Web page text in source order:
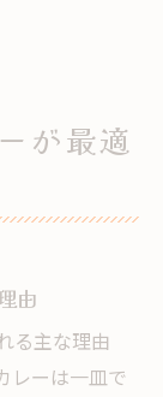
が最適
由
る主な理由
レーは一皿で